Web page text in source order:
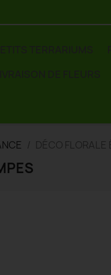
DÉCO FLORALE